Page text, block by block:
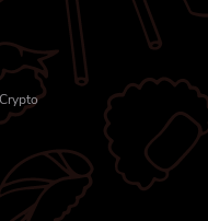
Crypto